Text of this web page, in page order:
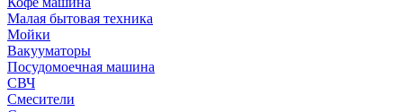
Малая бытовая техника
Мойки
Вакууматоры
Посудомоечная машина
СВЧ
Смесители